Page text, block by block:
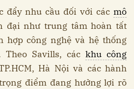
đẩy nhu cầu đối với các mô
đại như trung tâm hoàn tất
hợp công nghệ và hệ thống
Savills, các khu công
Hà Nội và các hành
điểm đang hưởng lợi rõ